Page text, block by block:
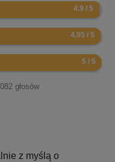
głosów
z myślą o